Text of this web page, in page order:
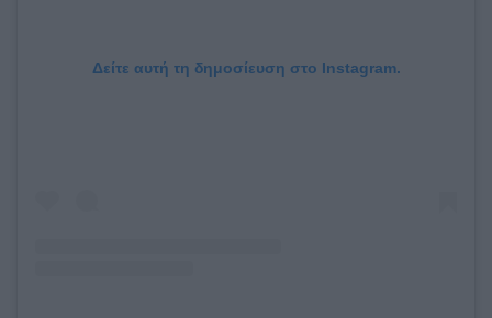
Δείτε αυτή τη δημοσίευση στο Instagram.